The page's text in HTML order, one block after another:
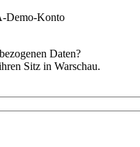
Demo-Konto
Daten?
Sitz in Warschau.